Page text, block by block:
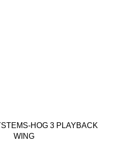
HOG 3 PLAYBACK
WING